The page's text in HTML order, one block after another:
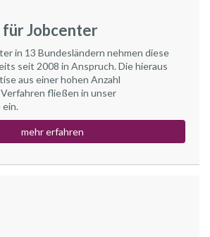
für Jobcenter
in 13 Bundesländern nehmen diese
seit 2008 in Anspruch. Die hieraus
aus einer hohen Anzahl
fließen in unser
mehr erfahren